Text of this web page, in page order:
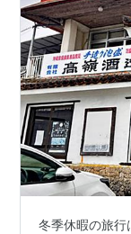
冬季休暇の旅